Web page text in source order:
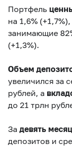
Портфель
на 1,6% (+1,7%),
занимающие
(+1,3%).
Объем
увеличился за
рублей, а
до 21 трлн
За девять
депозитов и